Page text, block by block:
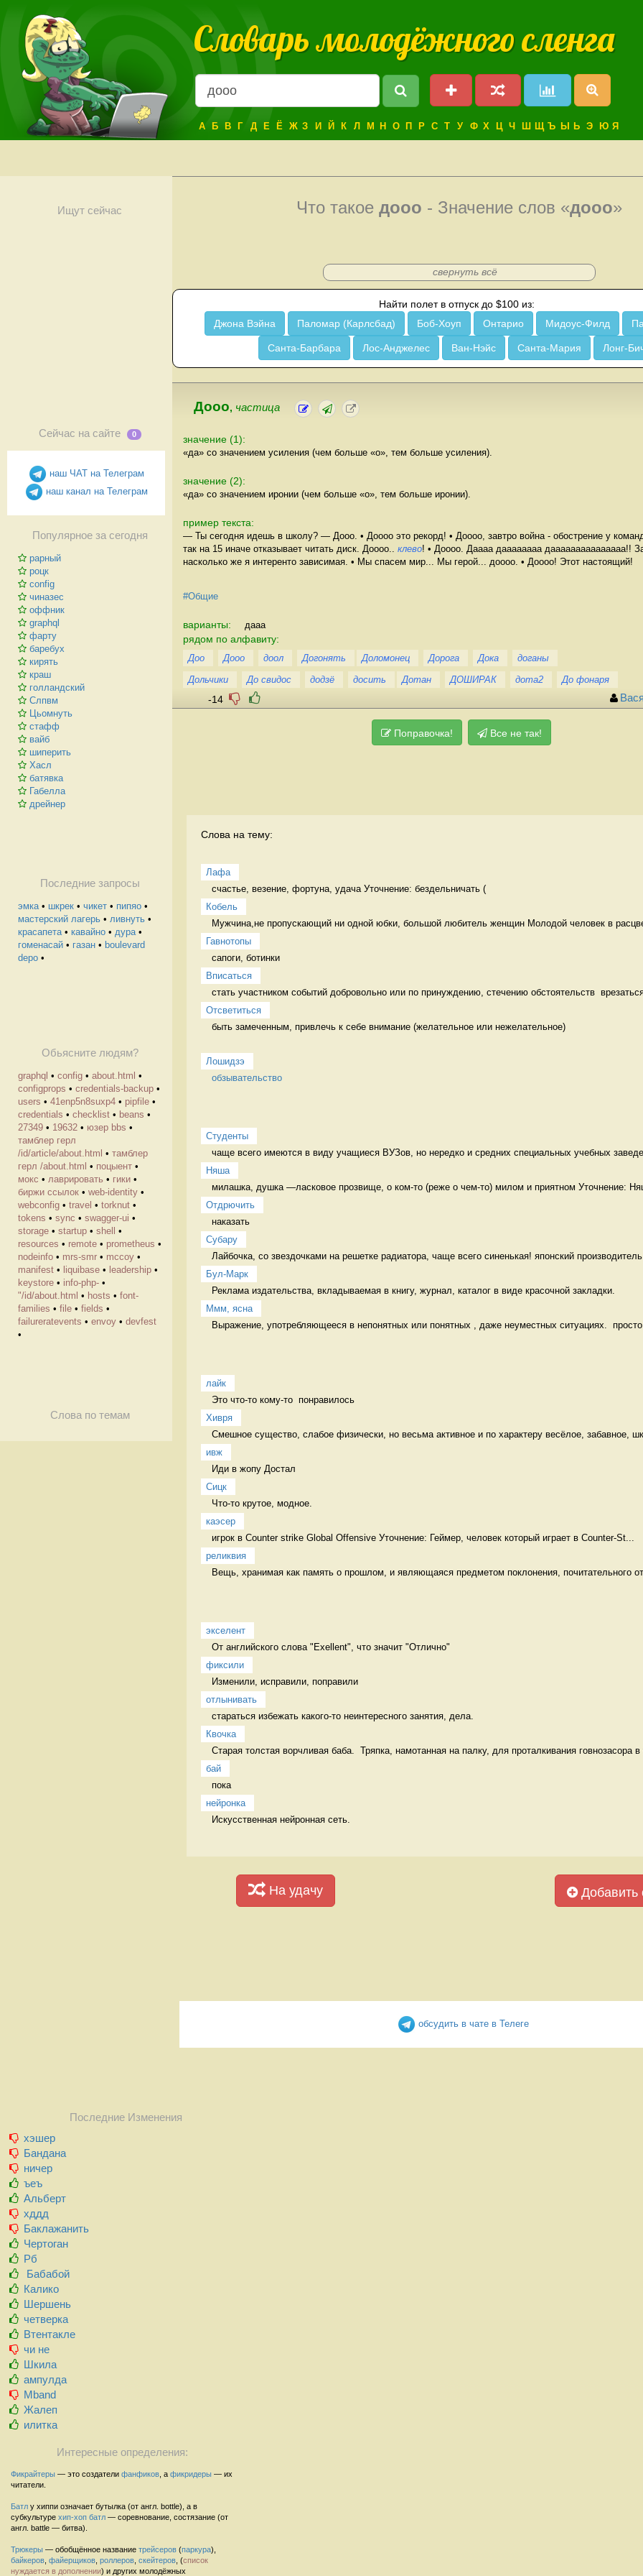
Словарь молодёжного сленга
А Б В Г Д Е Ё Ж З И Й К Л М Н О П Р С Т У Ф Х Ц Ч Ш Щ Ъ Ы Ь Э Ю Я
Ищут сейчас
Сейчас на сайте 0
наш ЧАТ на Телеграм
наш канал на Телеграм
Популярное за сегодня
рарный
роцк
config
чиназес
оффник
graphql
фарту
баребух
кирять
краш
голландский
Слпвм
Цьомнуть
стафф
вайб
шиперить
Хасл
батявка
Габелла
дрейнер
Последние запросы
эмка• шкрек • чикет • пипяо •
мастерский лагерь • ливнуть •
красапета• кавайно • дура•
гоменасай • газан • boulevard
depo •
Обьясните людям?
graphql • config • about.html •
configprops • credentials-backup •
users • 41enp5n8suxp4 • pipfile •
credentials • checklist • beans •
27349 • 19632 • юзер bbs •
тамблер герл
/id/article/about.html • тамблер
герл /about.html • поцыент •
мокс • лаврировать • гики •
биржи ссылок • web-identity •
webconfig • travel • torknut •
tokens • sync • swagger-ui •
storage • startup • shell
•
resources • remote • prometheus •
nodeinfo • mrs-smr • mccoy •
manifest • liquibase • leadership •
keystore • info-php- •
"/id/about.html • hosts • font-
families • file • fields •
failureratevents • envoy • devfest
•
Слова по темам
Что такое дооо - Значение слов «дооо»
свернуть всё
Найти полет в отпуск до $100 из:
Джона Вэйна
Паломар (Карлсбад) Боб-Хоуп Онтарио Мидоус-Филд
Санта-Барбара Лос-Анджелес Ван-Нэйс Санта-Мария Лонг-
Дооо, частица
значение (1):
«да» со значением усиления (чем больше «о», тем больше усиления).
значение (2):
«да» со значением иронии (чем больше «о», тем больше иронии).
пример текста:
— Ты сегодня идешь в школу? — Дооо. • Доооо это рекорд! • Доооо, завтро война - обострение у
так на 15 иначе отказывает читать диск. Доооо.. клево! • Доооо. Даааа даааааааа дааааааааааааааа!!
насколько же я интеренто зависимая. • Мы спасем мир... Мы герой... доооо. • Доооо! Этот настоящий!
#Общие
варианты: дааа
рядом по алфавиту:
Доо Дооо доол Догонять Доломонец Дорога Дока
доганы
Дольчики
До свидос додзё досить Дотан ДОШИРАК дота2 До фонаря
-14
Поправочка! Все не так!
Слова на тему:
Лафа
счастье, везение, фортуна, удача Уточнение: бездельничать (
Кобель
Мужчина,не пропускающий ни одной юбки, большой любитель женщин Молодой человек в
Гавнотопы
сапоги, ботинки
Вписаться
стать участником событий добровольно или по принуждению, стечению обстоятельств
Отсветиться
быть замеченным, привлечь к себе внимание (желательное или нежелательное)
Лошидзэ
обзывательство
Студенты
чаще всего имеются в виду учащиеся ВУЗов, но нередко и средних специальных учебных
Няша
милашка, душка —ласковое прозвище, о ком-то (реже о чем-то) милом и приятном Уточнение:
Отдрючить
наказать
Cубару
Лайбочка, со звездочками на решетке радиатора, чаще всего синенькая! японский производитель
Бул-Марк
Реклама издательства, вкладываемая в книгу, журнал, каталог в виде красочной закладки.
Ммм, ясна
Выражение, употребляющееся в непонятных или понятных , даже неуместных ситуациях.  просто
лайк
Это что-то кому-то  понравилось
Хивря
Смешное существо, слабое физически, но весьма активное и по характеру весёлое, забавное,
ивж
Иди в жопу Достал
Сицк
Что-то крутое, модное.
каэсер
игрок в Counter strike Global Offensive Уточнение: Геймер, человек который играет в Counter-St...
реликвия
Вещь, хранимая как память о прошлом, и являющаяся предметом поклонения, почитательного
экселент
От английского слова "Exellent", что значит "Отлично"
фиксили
Изменили, исправили, поправили
отлынивать
стараться избежать какого-то неинтересного занятия, дела.
Квочка
Старая толстая ворчливая баба.  Тряпка, намотанная на палку, для проталкивания говнозасора в
бай
пока
нейронка
Искусственная нейронная сеть.
На удачу Добавить
обсудить в чате в Телеге
Последние Изменения
хэшер
Бандана
ничер
ъеъ
Альберт
хддд
Баклажанить
Чертоган
Рб
Бабабой
Калико
Шершень
четверка
Втентакле
чи не
Шкила
ампулда
Mband
Жалеп
илитка
Интересные определения:
Фикрайтеры — это создатели фанфиков , а фикридеры — их
читатели.
Батл у хиппи означает бутылка (от англ. bottle), а в
субкультуре хип-хоп батл — соревнование, состязание (от
англ. battle — битва).
Трюкеры — обобщённое название трейсеров (паркура),
байкеров файерщиков роллеров скейтеров , (список
нуждается в дополнении) и других молодёжных